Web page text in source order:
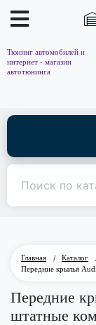
Тюнинг автомобилей и
интернет - магазин
автотюнинга
Главная / Каталог
Передние крылья
Передние
штатные